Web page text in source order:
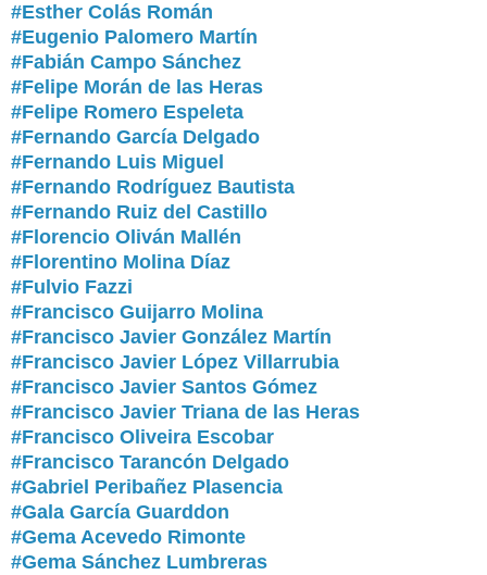
#Esther Colás Román
#Eugenio Palomero Martín
#Fabián Campo Sánchez
#Felipe Morán de las Heras
#Felipe Romero Espeleta
#Fernando García Delgado
#Fernando Luis Miguel
#Fernando Rodríguez Bautista
#Fernando Ruiz del Castillo
#Florencio Oliván Mallén
#Florentino Molina Díaz
#Fulvio Fazzi
#Francisco Guijarro Molina
#Francisco Javier González Martín
#Francisco Javier López Villarrubia
#Francisco Javier Santos Gómez
#Francisco Javier Triana de las Heras
#Francisco Oliveira Escobar
#Francisco Tarancón Delgado
#Gabriel Peribañez Plasencia
#Gala García Guarddon
#Gema Acevedo Rimonte
#Gema Sánchez Lumbreras